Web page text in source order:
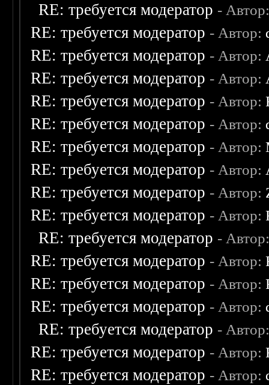
RE: требуется модератор -
RE: требуется модератор - Автор:
RE: требуется модератор - Автор:
RE: требуется модератор - Автор:
RE: требуется модератор - Автор:
RE: требуется модератор - Автор:
RE: требуется модератор - Автор:
RE: требуется модератор - Автор:
RE: требуется модератор - Автор:
RE: требуется модератор - Автор:
RE: требуется модератор -
RE: требуется модератор - Автор:
RE: требуется модератор - Автор:
RE: требуется модератор - Автор:
RE: требуется модератор -
RE: требуется модератор - Автор:
RE: требуется модератор - Автор: